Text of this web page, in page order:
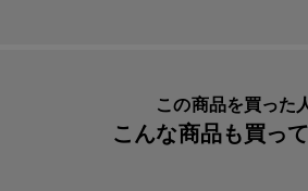
この商品を買った
こんな商品も買っ